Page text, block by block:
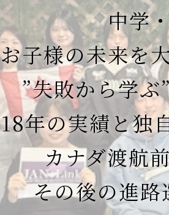
中学
お子様の未来を
”失敗から学
18年の実績と独
カナダ渡航
その後の進路